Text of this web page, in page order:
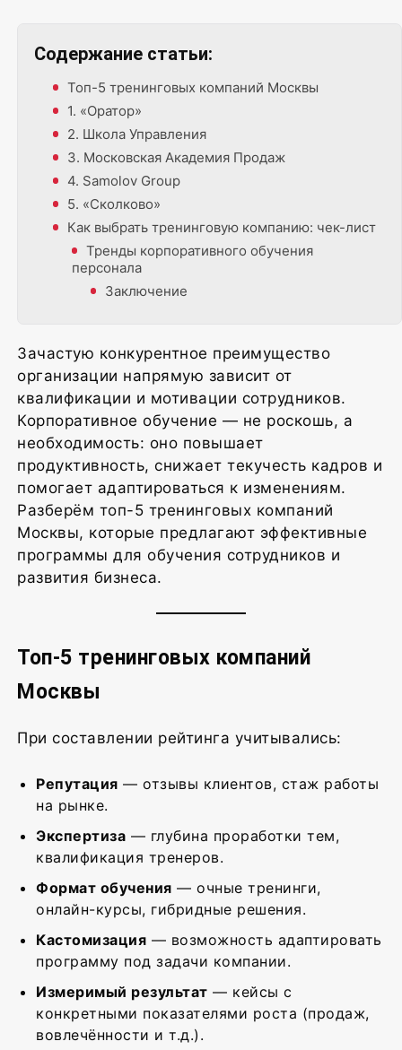
Фото: msksale.group
Содержание статьи:
Топ-5 тренинговых компаний Москвы
1. «Оратор»
2. Школа Управления
3. Московская Академия Продаж
4. Samolov Group
5. «Сколково»
Как выбрать тренинговую компанию: чек-лист
Тренды корпоративного обучения
персонала
Заключение
Зачастую конкурентное преимущество
организации напрямую зависит от
квалификации и мотивации сотрудников.
Корпоративное обучение — не роскошь, а
необходимость: оно повышает
продуктивность, снижает текучесть кадров и
помогает адаптироваться к изменениям.
Разберём топ-5 тренинговых компаний
Москвы, которые предлагают эффективные
программы для обучения сотрудников и
развития бизнеса.
Топ-5 тренинговых компаний
Москвы
При составлении рейтинга учитывались:
Репутация — отзывы клиентов, стаж работы
на рынке.
Экспертиза — глубина проработки тем,
квалификация тренеров.
Формат обучения — очные тренинги,
онлайн-курсы, гибридные решения.
Кастомизация — возможность адаптировать
программу под задачи компании.
Измеримый результат — кейсы с
конкретными показателями роста (продаж,
вовлечённости и т.д.).